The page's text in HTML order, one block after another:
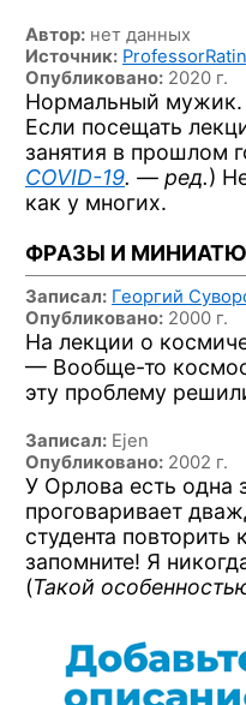
Автор: нет данных
Источник:
Опубликовано: 2020 г.
Нормальный мужик.
Если посещать
занятия в прошлом
COVID-19. — ред.)
как у многих.
ФРАЗЫ И
Записал: Георгий
Опубликовано: 2000 г.
На лекции о
— Вообще-то
эту проблему
Записал: Ejen
Опубликовано: 2002 г.
У Орлова есть одна
проговаривает
студента повторить
запомните! Я
(Такой